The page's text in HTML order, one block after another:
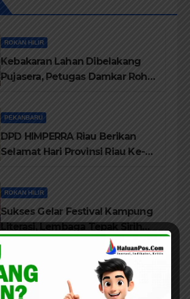
ROKAN HILIR
Kebakaran Lahan Dibelakang
Pujasera, Petugas Damkar Rohil
PEKANBARU
DPD HIMPERRA Riau Berikan
Selamat Hari Provinsi Riau Ke-
ROKAN HILIR
Sukses Gelar Festival Kampung
Terima Piagam Penghargaan
dari Disdikbud Rohil
DAERAH
Lembaga Tepak Sirih Buka